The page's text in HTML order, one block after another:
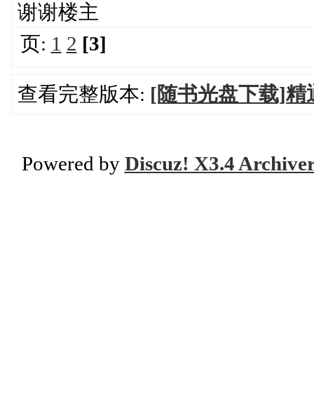
谢谢楼主
页: 1 2 [3]
查看完整版本: [随书光盘下载]精
Powered by Discuz! X3.4